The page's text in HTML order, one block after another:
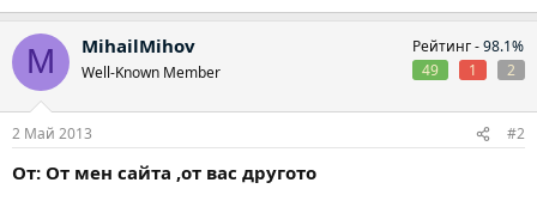
M MihailMihov
Well-Known Member
Рейтинг -98.1%
49
1 2
2 Май 2013 #2
От: От мен сайта ,от вас другото